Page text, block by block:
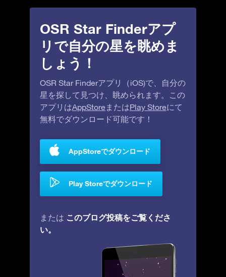
OSR Star Finderアプ
リで自分の星を眺めま
しょう！
OSR Star Finderアプリ（iOS)で、自分の
星を探して見つけ、眺められます。この
アプリはAppStore またはPlay Storeにて
無料でダウンロード可能です！
AppStoreでダウンロード
Play Storeでダウンロード
または このブログ投稿をご覧くださ
い。